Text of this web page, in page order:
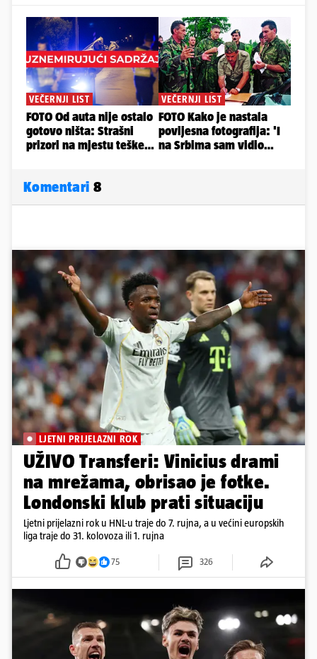
Komentari 8
LJETNI PRIJELAZNI ROK
UŽIVO Transferi: Vinicius drami
na mrežama, obrisao je fotke.
Londonski klub prati situaciju
Ljetni prijelazni rok u HNL-u traje do 7. rujna, a u većini europskih
liga traje do 31. kolovoza ili 1. rujna
75 326